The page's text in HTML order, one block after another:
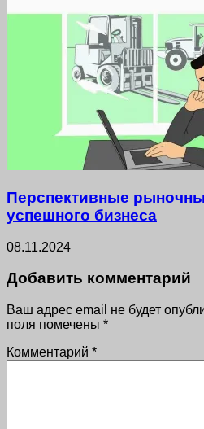
Перспективные
успешного бизнеса
08.11.2024
Добавить комментарий
Ваш адрес email не будет
поля помечены *
Комментарий *